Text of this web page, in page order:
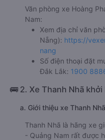
Văn phòng xe Hoàng
Nam:
Xem địa chỉ văn
Nẵng): https://
nang
Số điện thoại đặt
Đắk Lắk: 1900
🚌 2. Xe Thanh Nhã khởi
a. Giới thiệu xe Thanh Nhã
Thanh Nhã là hãng xe
- Quảng Nam rất được